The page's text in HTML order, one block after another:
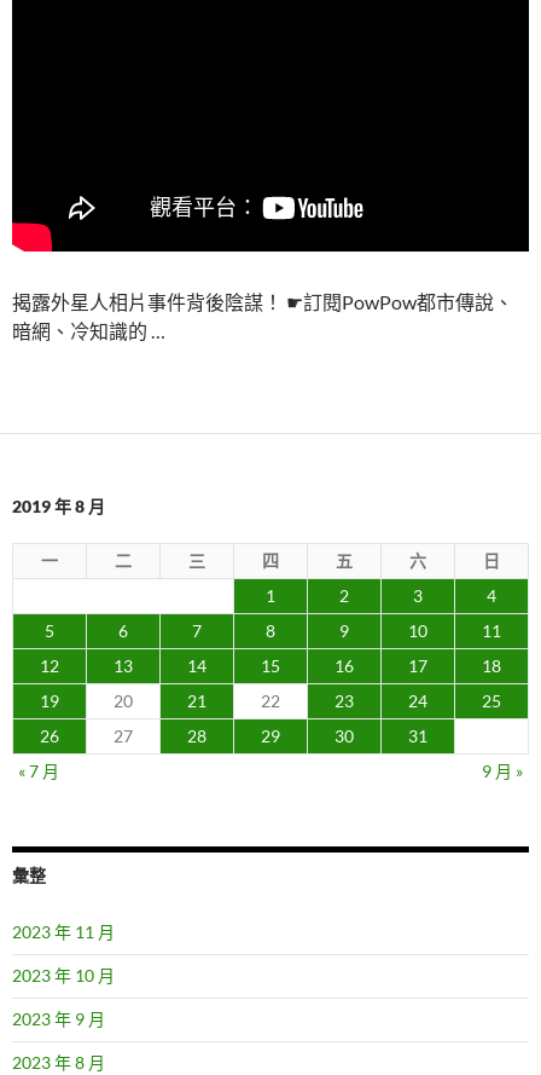
揭露外星人相片事件背後陰謀！ ☛訂閱PowPow都市傳說、
暗網、冷知識的 …
2019 年 8 月
一 二 三 四 五 六
日
1
2 3
4
5
6 7 8 9 10
11
12
13 14 15 16 17
18
19
20 21 22 23 24
25
26
27 28 29 30
31
« 7 月
9 月 »
彙整
2023 年 11 月
2023 年 10 月
2023 年 9 月
2023 年 8 月